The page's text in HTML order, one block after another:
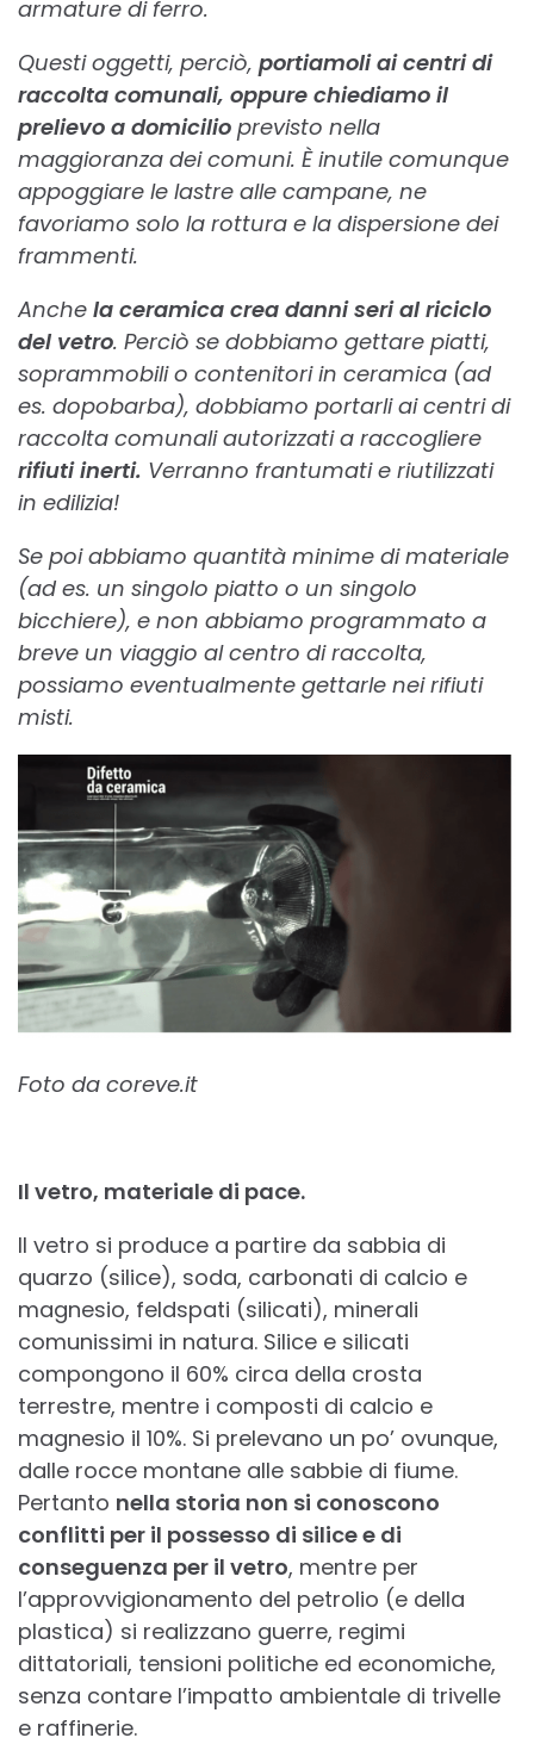
armature di ferro.
Questi oggetti, perciò, portiamoli ai centri di
raccolta comunali, oppure chiediamo il
prelievo a domicilio previsto nella
maggioranza dei comuni. È inutile comunque
appoggiare le lastre alle campane, ne
favoriamo solo la rottura e la dispersione dei
frammenti.
Anche la ceramica crea danni seri al riciclo
del vetro. Perciò se dobbiamo gettare piatti,
soprammobili o contenitori in ceramica (ad
es. dopobarba), dobbiamo portarli ai centri di
raccolta comunali autorizzati a raccogliere
rifiuti inerti. Verranno frantumati e riutilizzati
in edilizia!
Se poi abbiamo quantità minime di materiale
(ad es. un singolo piatto o un singolo
bicchiere), e non abbiamo programmato a
breve un viaggio al centro di raccolta,
possiamo eventualmente gettarle nei rifiuti
misti.
Foto da coreve.it
Il vetro, materiale di pace.
Il vetro si produce a partire da sabbia di
quarzo (silice), soda, carbonati di calcio e
magnesio, feldspati (silicati), minerali
comunissimi in natura. Silice e silicati
compongono il 60% circa della crosta
terrestre, mentre i composti di calcio e
magnesio il 10%. Si prelevano un po’ ovunque,
dalle rocce montane alle sabbie di fiume.
Pertanto nella storia non si conoscono
conflitti per il possesso di silice e di
conseguenza per il vetro, mentre per
l’approvvigionamento del petrolio (e della
plastica) si realizzano guerre, regimi
dittatoriali, tensioni politiche ed economiche,
senza contare l’impatto ambientale di trivelle
e raffinerie.